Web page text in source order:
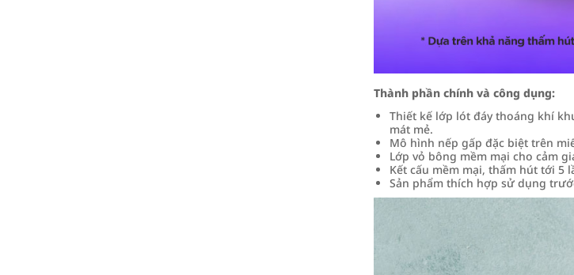
Thành phần chính và công dụng:
Thiết kế lớp lót đáy thoáng khí
mát mẻ.
Mô hình nếp gấp đặc biệt trên
Lớp vỏ bông mềm mại cho cảm
Kết cấu mềm mại, thấm hút tới 5
Sản phẩm thích hợp sử dụng